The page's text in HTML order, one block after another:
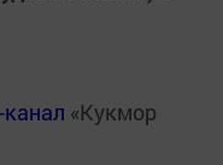
«Кукмор